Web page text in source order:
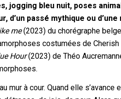
jogging bleu nuit, poses
d’un passé mythique ou
me(2023) du chorégraphe
costumées de
Hour(2023) de Théo
mur à cour. Quand elle s’avance